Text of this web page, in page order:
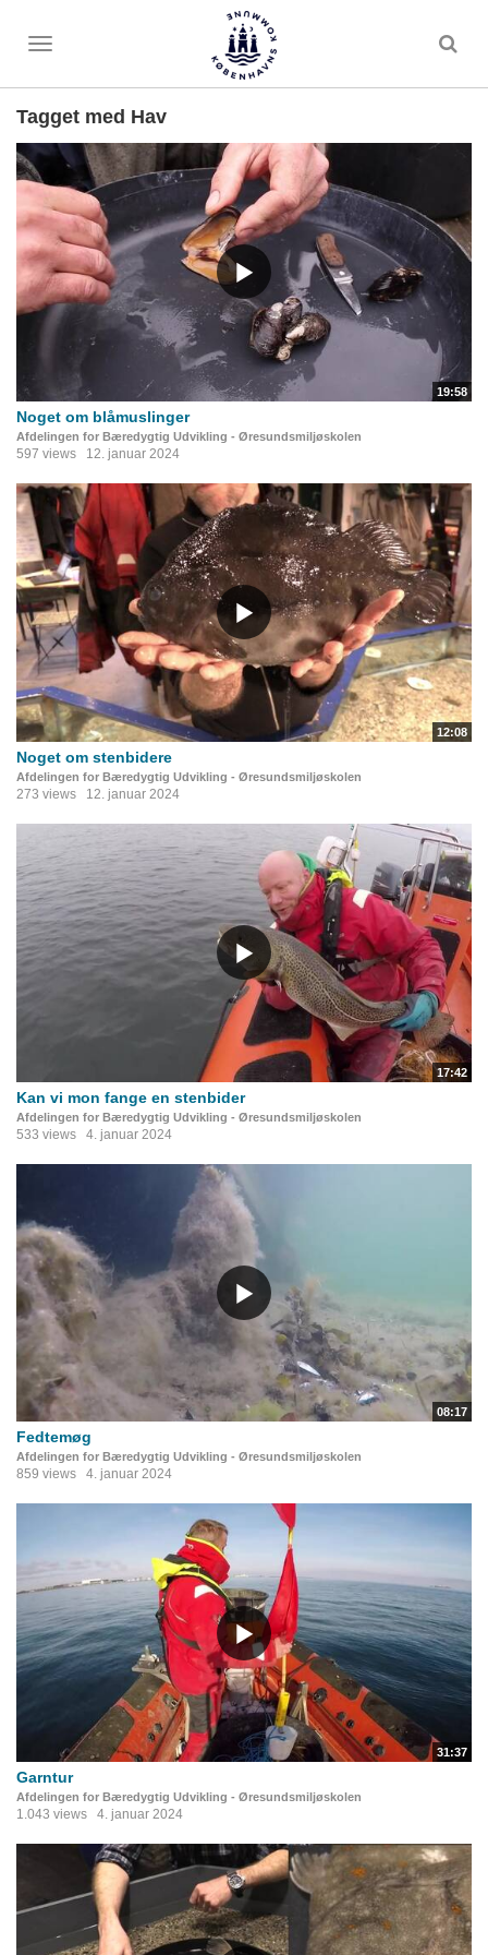
Toggle
Tagget med Hav
19:58
Noget om blåmuslinger
Afdelingen for Bæredygtig Udvikling - Øresundsmiljøskolen
597 views 12. januar 2024
12:08
Noget om stenbidere
Afdelingen for Bæredygtig Udvikling - Øresundsmiljøskolen
273 views 12. januar 2024
17:42
Kan vi mon fange en stenbider
Afdelingen for Bæredygtig Udvikling - Øresundsmiljøskolen
533 views 4. januar 2024
08:17
Fedtemøg
Afdelingen for Bæredygtig Udvikling - Øresundsmiljøskolen
859 views 4. januar 2024
31:37
Garntur
Afdelingen for Bæredygtig Udvikling - Øresundsmiljøskolen
1.043 views 4. januar 2024